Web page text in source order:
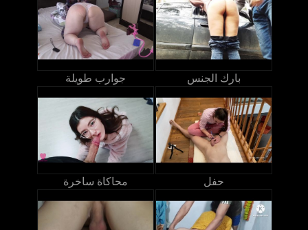
جوارب طويلة بارك الجنس
محاكاة ساخرة حفل